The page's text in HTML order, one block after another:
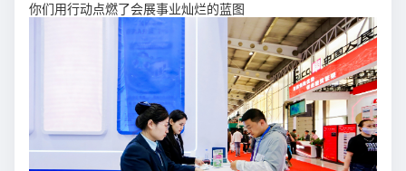
你们用行动点燃了会展事业灿烂的蓝图